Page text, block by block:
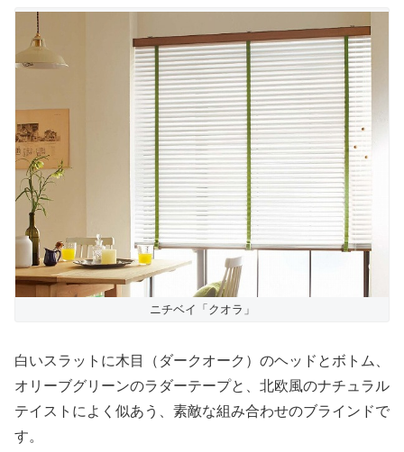
ニチベイ「クオラ」
白いスラットに木目（ダークオーク）のヘッドとボトム、
オリーブグリーンのラダーテープと、北欧風のナチュラル
テイストによく似あう、素敵な組み合わせのブラインドで
す。